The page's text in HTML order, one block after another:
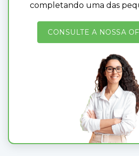
completando uma das
CONSULTE A NOSSA